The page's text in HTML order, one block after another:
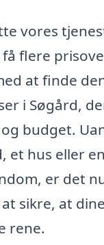
vores
flere
at finde
i Søgård,
budget.
et hus eller en
er det
sikre, at
rene.